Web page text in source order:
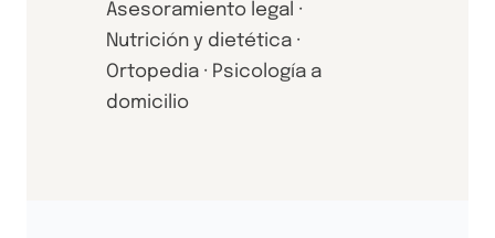
Asesoramiento legal ·
Nutrición y dietética ·
Ortopedia · Psicología a
domicilio